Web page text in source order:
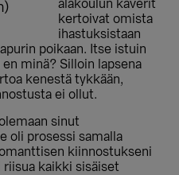
alakoulun kaverit
kertoivat omista
ihastuksistaan
poikaan. Itse istuin
minä? Silloin lapsena
kenestä tykkään,
ei ollut.
sinut
oli prosessi samalla
kiinnostukseni
kaikki sisäiset